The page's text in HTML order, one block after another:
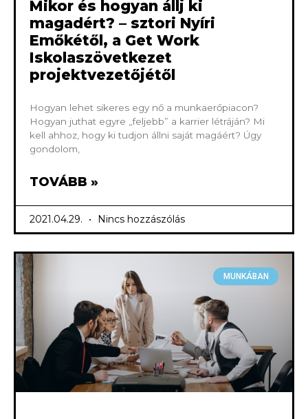
Mikor és hogyan állj ki
magadért? – sztori Nyíri
Emőkétől, a Get Work
Iskolaszövetkezet
projektvezetőjétől
Hogyan lehet sikeres egy nő a munkaerőpiacon?
Hogyan juthat egyre „feljebb” a karrier létráján? Mi
kell ahhoz, hogy ki tudjon állni saját magáért? Úgy
gondolom,
TOVÁBB »
2021.04.29. Nincs hozzászólás
MUNKÁBAN